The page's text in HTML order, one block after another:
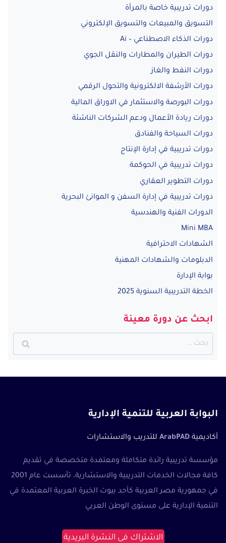
دورات تدريبية خاصة بالمرأة
التسويق والمبيعات والتسويق الإلكتروني
دورات الذكاء الاصطناعي – Ai
دورات الطيران والمطارات والنقل الجوي
دورات النفط والغاز
دورات الأرشفة الالكترونية والتحول الرقمي
دورات البورصة والاستثمار في الاوراق المالية
دورات ريادة الأعمال ودعم الشركات الناشئة
دورات السياحة والفنادق
دورات تدريبية في إدارة الإنتاج
دورات تدريبية في الحوكمة
دورات التطوير العقاري
دورات تدريبية في إدارة السفن و الموانئ البحرية
الدورات الفنية والهندسية
Mini MBA
الشهادات الاحترافية
الدبلومات والشهادات المهنية
بوابة الإدارة
الخطة التدريبية السنوية 2025
ابحث عن دورة معينة
البحث
عن:
البوابة العربية للتنمية الإدارية
أكاديمية ArabPAD للتدريب والاستشارات
مؤسسة تدريبية رائدة متكاملة ومعتمدة متخصصة في تقديم
كافة مجالات الخدمات التدريبية والاستشارية، تأسست عام 2001
في جمهورية مصر العربية كأحد بيوت الخبرة العربية المعتمدة في
التنمية الإدارية على مستوى الوطن العربي
الاشتراك فى النشرة البريدية